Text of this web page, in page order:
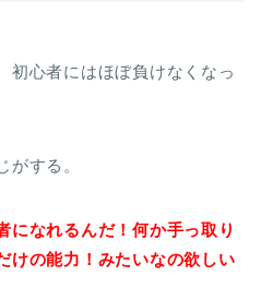
初心者にはほぼ負けなくなっ
がする。
になれるんだ！何か手っ取り
けの能力！みたいなの欲しい